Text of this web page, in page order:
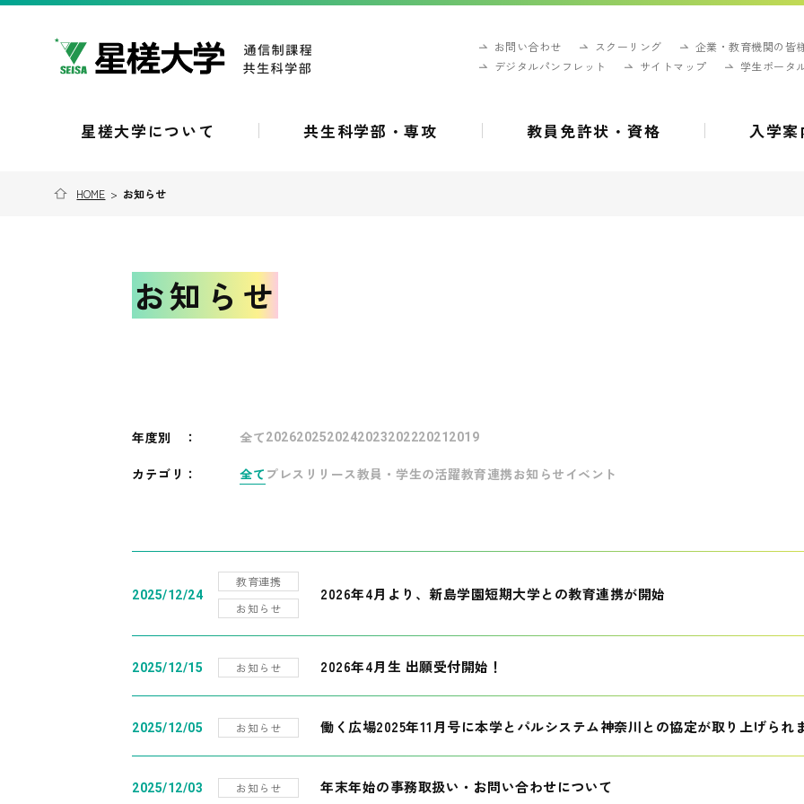
お問い合わせ スクーリング
企業・教育機関の皆
デジタルパンフレット
サイトマップ 学生ポータ
星槎大学について 共生科学部・専攻 教員免許状・資格 入学案
HOME > お知らせ
お知らせ
年度別 ： 全て202620252024202320222021 2019
カテゴリ： 全て プレスリリース教員・学生の活躍教育連携お知らせ イベント
2025/12/24
教育連携
お知らせ
2026年4月より、新島学園短期大学との教育連携が開始
2025/12/15 お知らせ 2026年4月生 出願受付開始！
2025/12/05 お知らせ 働く広場2025年11月号に本学とパルシステム神奈川との協定が取り上げられ
2025/12/03 お知らせ 年末年始の事務取扱い・お問い合わせについて